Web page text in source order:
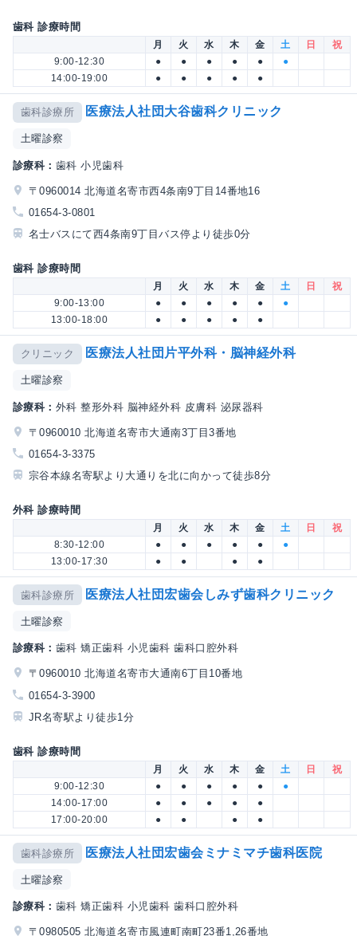
歯科 診療時間
月 火 水 木 金 土 日
祝
9:00-12:30
● ● ● ● ●
●
14:00-19:00
● ● ● ● ●
歯科診療所 医療法人社団大谷歯科クリニック
土曜診察
診療科： 歯科 小児歯科
〒0960014 北海道名寄市西4条南9丁目14番地16
01654-3-0801
名士バスにて西4条南9丁目バス停より徒歩0分
歯科 診療時間
月 火 水 木 金 土 日
祝
9:00-13:00
● ● ● ● ●
●
13:00-18:00
● ● ● ● ●
クリニック 医療法人社団片平外科・脳神経外科
土曜診察
診療科： 外科 整形外科 脳神経外科 皮膚科 泌尿器科
〒0960010 北海道名寄市大通南3丁目3番地
01654-3-3375
宗谷本線名寄駅より大通りを北に向かって徒歩8分
外科 診療時間
月 火 水 木 金 土 日
祝
8:30-12:00
● ● ● ● ●
●
13:00-17:30
● ● ● ●
歯科診療所 医療法人社団宏歯会しみず歯科クリニック
土曜診察
診療科： 歯科 矯正歯科 小児歯科 歯科口腔外科
〒0960010 北海道名寄市大通南6丁目10番地
01654-3-3900
JR名寄駅より徒歩1分
歯科 診療時間
月 火 水 木 金 土 日
祝
9:00-12:30
● ● ● ● ●
●
14:00-17:00
● ● ● ●
●
17:00-20:00
● ● ● ●
歯科診療所 医療法人社団宏歯会ミナミマチ歯科医院
土曜診察
診療科： 歯科 矯正歯科 小児歯科 歯科口腔外科
〒0980505 北海道名寄市風連町南町23番1,26番地